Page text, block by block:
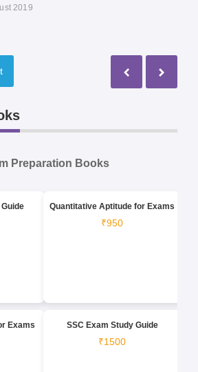
2019
Preparation Books
Quantitative Aptitude for Exams
₹950
Exams SSC Exam Study Guide
₹1500